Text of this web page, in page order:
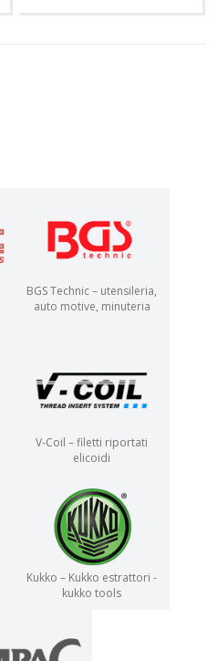
BGS Technic – utensileria,
auto motive, minuteria
V-Coil – filetti riportati
elicoidi
Kukko – Kukko estrattori -
kukko tools